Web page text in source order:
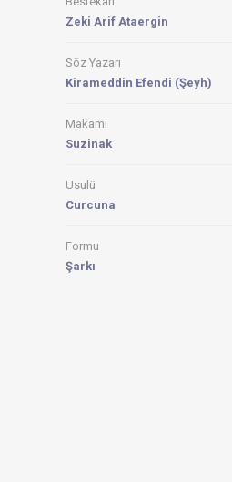
Zeki Arif Ataergin
Söz Yazarı
Kirameddin Efendi (Şeyh)
Makamı
Suzinak
Usulü
Curcuna
Formu
Şarkı